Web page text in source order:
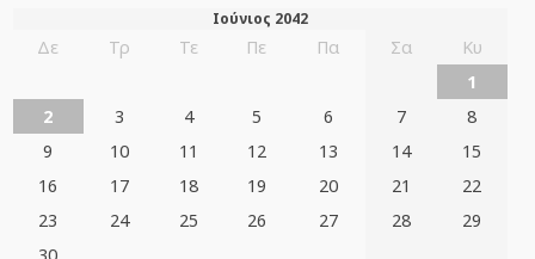
Ιούνιος 2042
Δε Τρ Τε Πε Πα Σα
Κυ
1
2
3 4 5 6 7
8
9
10 11 12 13 14
15
16
17 18 19 20 21
22
23
24 25 26 27 28
29